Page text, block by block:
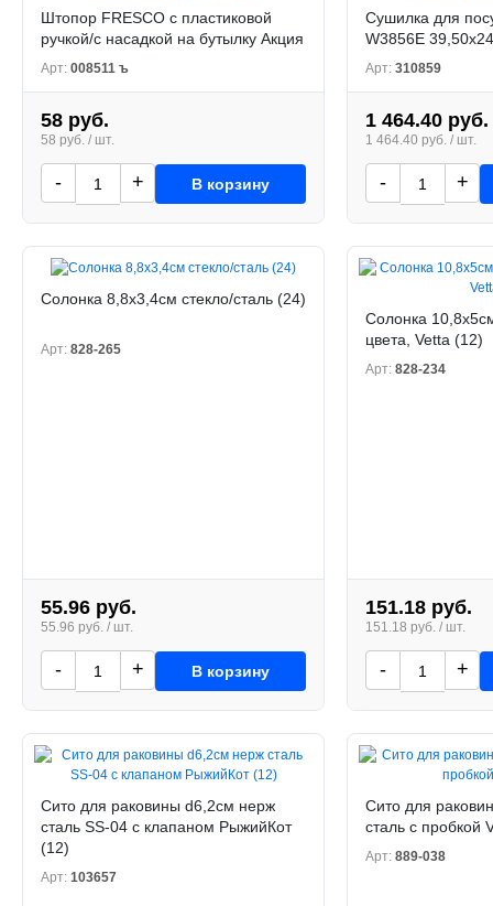
Штопор FRESCO с пластиковой
ручкой/с насадкой на бутылку Акция
Арт: 008511 ъ
58 руб.
58 руб. / шт.
- + В корзину
Сушилка для
W3856E
Арт: 310859
1 464.40 руб.
1 464.40 руб. / шт.
- +
Солонка 8,8х3,4см стекло/сталь (24)
Арт: 828-265
55.96 руб.
55.96 руб. / шт.
- + В корзину
Солонка
цвета, Vetta (12)
Арт: 828-234
151.18 руб.
151.18 руб. / шт.
- +
Сито для раковины d6,2см нерж
сталь SS-04 с клапаном РыжийКот
(12)
Арт: 103657
Сито для
сталь с пробкой
Арт: 889-038